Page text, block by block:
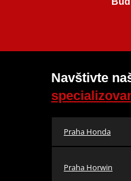
Navštivte
Praha Honda
Praha Horwin